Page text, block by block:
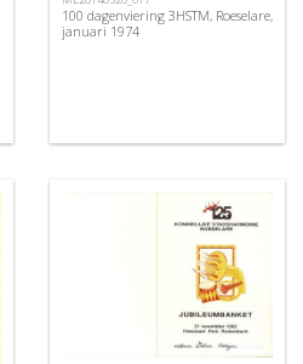
100 dagenviering 3HSTM, Roeselare,
januari 1974